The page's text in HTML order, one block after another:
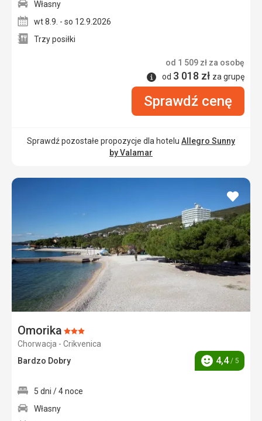
Własny
wt 8.9. - so 12.9.2026
Trzy posiłki
od 1 509 zł za osobę
Informacje
od 3 018 zł za grupę
Sprawdź cenę
Sprawdź pozostałe propozycje dla hotelu Allegro Sunny
by Valamar
Omorika Ocena:
3/5
Chorwacja - Crikvenica
Bardzo Dobry
Ocena
4,4/ 5
dodaj
do
5 dni / 4 noce
Własny